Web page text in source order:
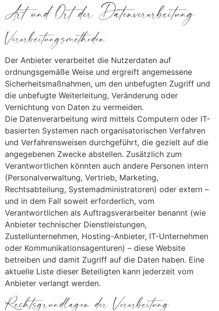
Art und Ort der Datenverarbeitung
Verarbeitungsmethoden
Der Anbieter verarbeitet die Nutzerdaten auf
ordnungsgemäße Weise und ergreift angemessene
Sicherheitsmaßnahmen, um den unbefugten Zugriff und
die unbefugte Weiterleitung, Veränderung oder
Vernichtung von Daten zu vermeiden.
Die Datenverarbeitung wird mittels Computern oder IT-
basierten Systemen nach organisatorischen Verfahren
und Verfahrensweisen durchgeführt, die gezielt auf die
angegebenen Zwecke abstellen. Zusätzlich zum
Verantwortlichen könnten auch andere Personen intern
(Personalverwaltung, Vertrieb, Marketing,
Rechtsabteilung, Systemadministratoren) oder extern –
und in dem Fall soweit erforderlich, vom
Verantwortlichen als Auftragsverarbeiter benannt (wie
Anbieter technischer Dienstleistungen,
Zustellunternehmen, Hosting-Anbieter, IT-Unternehmen
oder Kommunikationsagenturen) – diese Website
betreiben und damit Zugriff auf die Daten haben. Eine
aktuelle Liste dieser Beteiligten kann jederzeit vom
Anbieter verlangt werden.
Rechtsgrundlagen der Verarbeitung